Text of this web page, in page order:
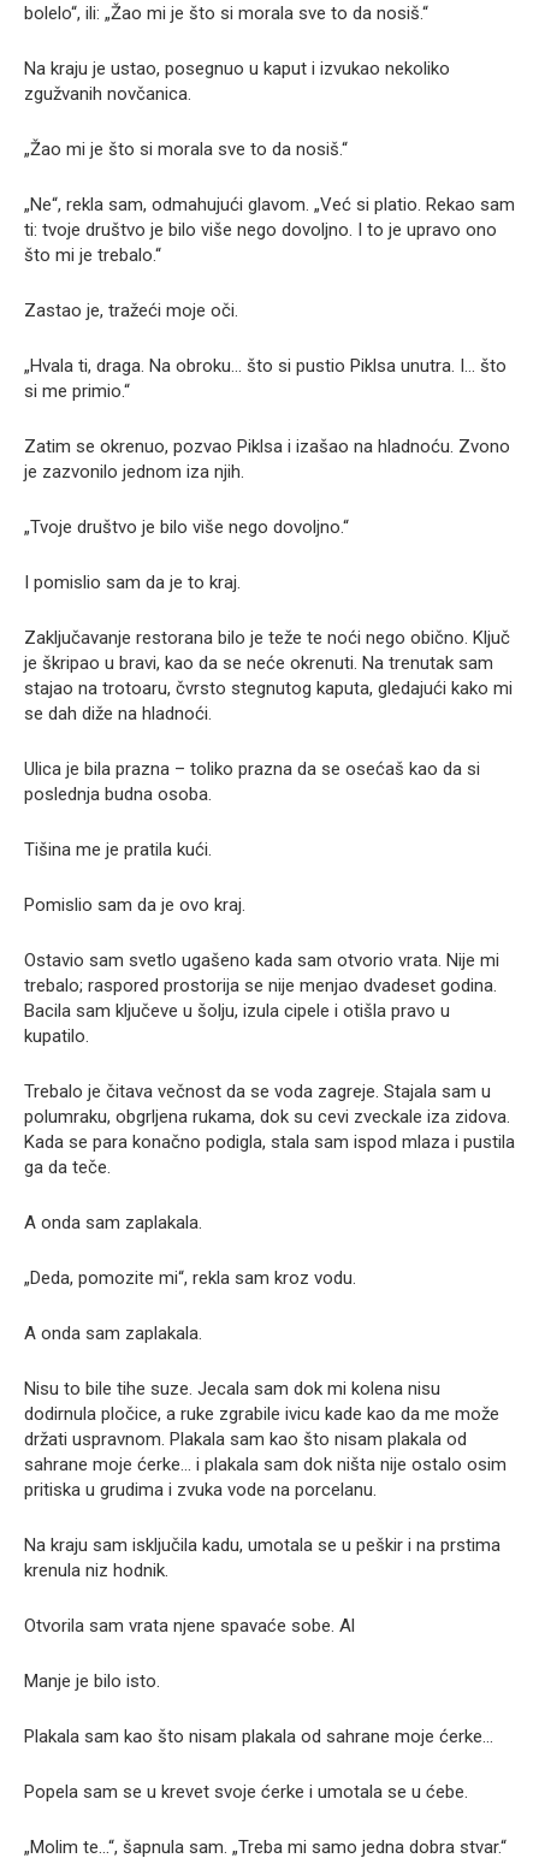
bolelo“, ili: „Žao mi je što si morala sve to da nosiš.“
Na kraju je ustao, posegnuo u kaput i izvukao nekoliko
zgužvanih novčanica.
„Žao mi je što si morala sve to da nosiš.“
„Ne“, rekla sam, odmahujući glavom. „Već si platio. Rekao sam
ti: tvoje društvo je bilo više nego dovoljno. I to je upravo ono
što mi je trebalo.“
Zastao je, tražeći moje oči.
„Hvala ti, draga. Na obroku… što si pustio Piklsa unutra. I… što
si me primio.“
Zatim se okrenuo, pozvao Piklsa i izašao na hladnoću. Zvono
je zazvonilo jednom iza njih.
„Tvoje društvo je bilo više nego dovoljno.“
I pomislio sam da je to kraj.
Zaključavanje restorana bilo je teže te noći nego obično. Ključ
je škripao u bravi, kao da se neće okrenuti. Na trenutak sam
stajao na trotoaru, čvrsto stegnutog kaputa, gledajući kako mi
se dah diže na hladnoći.
Ulica je bila prazna – toliko prazna da se osećaš kao da si
poslednja budna osoba.
Tišina me je pratila kući.
Pomislio sam da je ovo kraj.
Ostavio sam svetlo ugašeno kada sam otvorio vrata. Nije mi
trebalo; raspored prostorija se nije menjao dvadeset godina.
Bacila sam ključeve u šolju, izula cipele i otišla pravo u
kupatilo.
Trebalo je čitava večnost da se voda zagreje. Stajala sam u
polumraku, obgrljena rukama, dok su cevi zveckale iza zidova.
Kada se para konačno podigla, stala sam ispod mlaza i pustila
ga da teče.
A onda sam zaplakala.
„Deda, pomozite mi“, rekla sam kroz vodu.
A onda sam zaplakala.
Nisu to bile tihe suze. Jecala sam dok mi kolena nisu
dodirnula pločice, a ruke zgrabile ivicu kade kao da me može
držati uspravnom. Plakala sam kao što nisam plakala od
sahrane moje ćerke… i plakala sam dok ništa nije ostalo osim
pritiska u grudima i zvuka vode na porcelanu.
Na kraju sam isključila kadu, umotala se u peškir i na prstima
krenula niz hodnik.
Otvorila sam vrata njene spavaće sobe. Al
Manje je bilo isto.
Plakala sam kao što nisam plakala od sahrane moje ćerke…
Popela sam se u krevet svoje ćerke i umotala se u ćebe.
„Molim te…“, šapnula sam. „Treba mi samo jedna dobra stvar.“